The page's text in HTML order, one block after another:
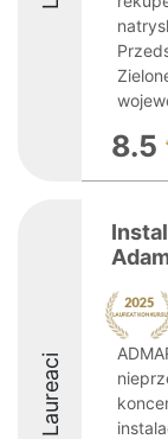
8.5
Laureaci